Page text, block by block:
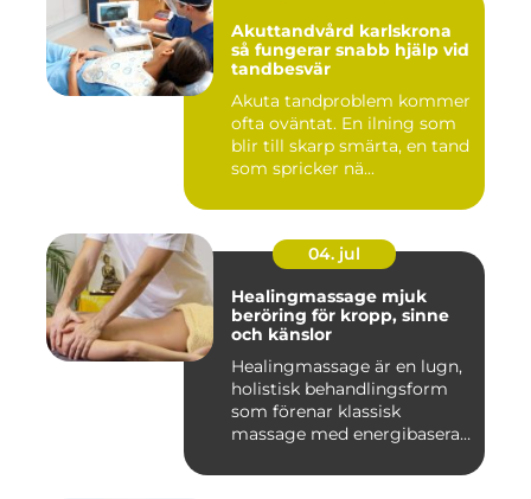
Akuttandvård karlskrona
så fungerar snabb hjälp vid
tandbesvär
Akuta tandproblem kommer
ofta oväntat. En ilning som
blir till skarp smärta, en tand
som spricker nä...
04. jul
Healingmassage mjuk
beröring för kropp, sinne
och känslor
Healingmassage är en lugn,
holistisk behandlingsform
som förenar klassisk
massage med energibaserad